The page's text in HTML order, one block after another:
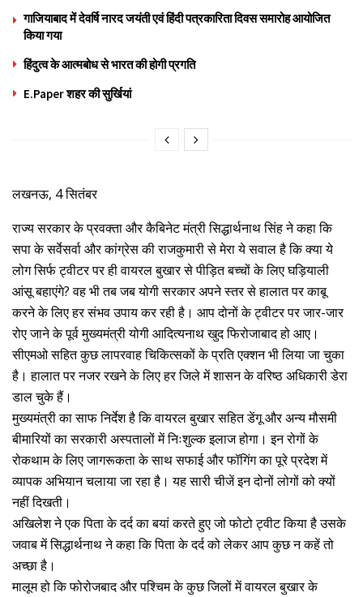
गाजियाबाद में देवर्षि नारद जयंती एवं हिंदी पत्रकारिता दिवस समारोह आयोजित
किया गया
हिंदुत्व के आत्मबोध से भारत की होगी प्रगति
E.Paper शहर की सुर्खियां
लखनऊ, 4 सितंबर
राज्य सरकार के प्रवक्ता और कैबिनेट मंत्री सिद्धार्थनाथ सिंह ने कहा कि
सपा के सर्वेसर्वा और कांग्रेस की राजकुमारी से मेरा ये सवाल है कि क्या ये
लोग सिर्फ ट्वीटर पर ही वायरल बुखार से पीड़ित बच्चों के लिए घड़ियाली
आंसू बहाएंगे? वह भी तब जब योगी सरकार अपने स्तर से हालात पर काबू
करने के लिए हर संभव उपाय कर रही है। आप दोनों के ट्वीटर पर जार-जार
रोए जाने के पूर्व मुख्यमंत्री योगी आदित्यनाथ खुद फिरोजाबाद हो आए।
सीएमओ सहित कुछ लापरवाह चिकित्सकों के प्रति एक्शन भी लिया जा चुका
है। हालात पर नजर रखने के लिए हर जिले में शासन के वरिष्ठ अधिकारी डेरा
डाल चुके हैं।
मुख्यमंत्री का साफ निर्देश है कि वायरल बुखार सहित डेंगू और अन्य मौसमी
बीमारियों का सरकारी अस्पतालों में निःशुल्क इलाज होगा। इन रोगों के
रोकथाम के लिए जागरूकता के साथ सफाई और फॉगिंग का पूरे प्रदेश में
व्यापक अभियान चलाया जा रहा है। यह सारी चीजें इन दोनों लोगों को क्यों
नहीं दिखती।
अखिलेश ने एक पिता के दर्द का बयां करते हुए जो फोटो ट्वीट किया है उसके
जवाब में सिद्धार्थनाथ ने कहा कि पिता के दर्द को लेकर आप कुछ न कहें तो
अच्छा है।
मालूम हो कि फोरोजबाद और पश्चिम के कुछ जिलों में वायरल बुखार के